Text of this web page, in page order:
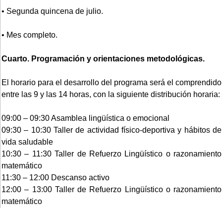
• Segunda quincena de julio.
• Mes completo.
Cuarto. Programación y orientaciones metodológicas.
El horario para el desarrollo del programa será el comprendido
entre las 9 y las 14 horas, con la siguiente distribución horaria:
09:00 – 09:30 Asamblea lingüística o emocional
09:30 – 10:30 Taller de actividad físico-deportiva y hábitos de
vida saludable
10:30 – 11:30 Taller de Refuerzo Lingüístico o razonamiento
matemático
11:30 – 12:00 Descanso activo
12:00 – 13:00 Taller de Refuerzo Lingüístico o razonamiento
matemático